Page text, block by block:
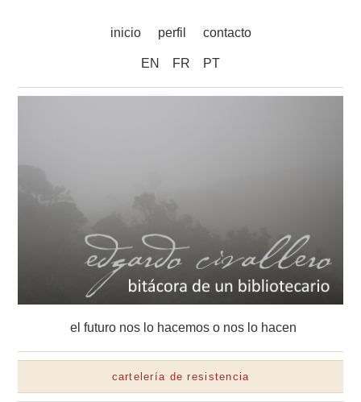
inicio perfil contacto
EN FR PT
el futuro nos lo hacemos o nos lo hacen
cartelería de resistencia